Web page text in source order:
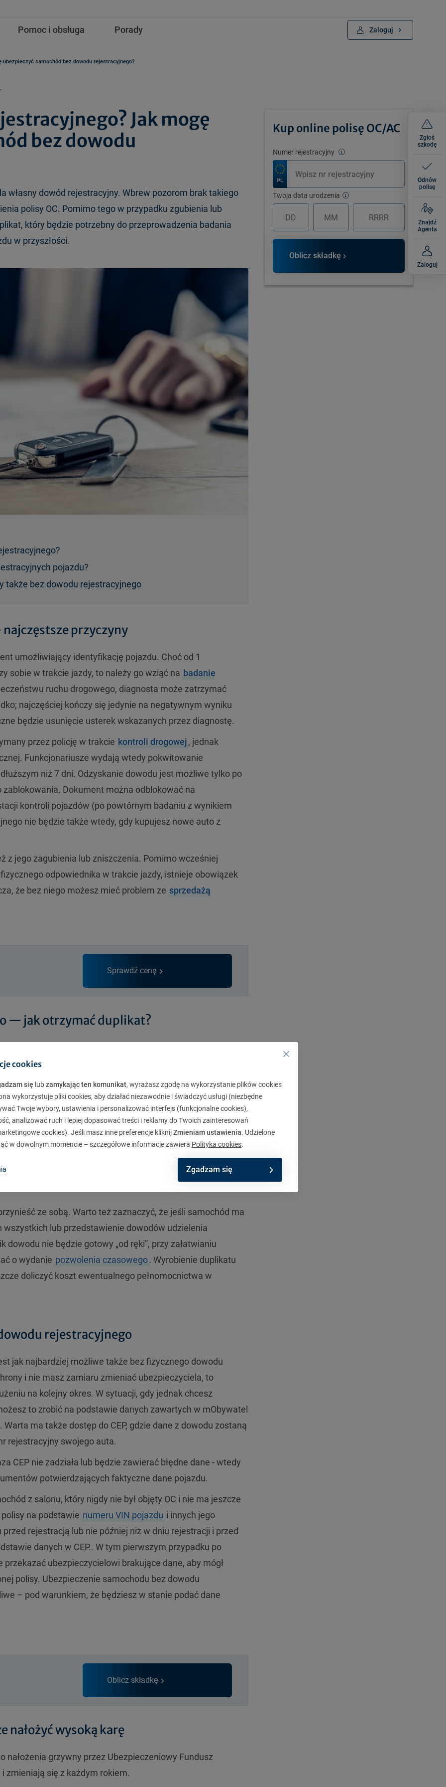
Pomoc i obsługa Porady Zaloguj
samochód bez dowodu rejestracyjnego?
Jak mogę
bez dowodu
własny dowód rejestracyjny. Wbrew pozorom brak takiego
polisy OC. Pomimo tego w przypadku zgubienia lub
który będzie potrzebny do przeprowadzenia badania
w przyszłości.
pojazdu?
także bez dowodu rejestracyjnego
przyczyny
umożliwiający identyfikację pojazdu. Choć od 1
sobie w trakcie jazdy, to należy go wziąć na badanie
ruchu drogowego, diagnosta może zatrzymać
najczęściej kończy się jedynie na negatywnym wyniku
będzie usunięcie usterek wskazanych przez diagnostę.
przez policję w trakcie kontroli drogowej, jednak
Funkcjonariusze wydają wtedy pokwitowanie
niż 7 dni. Odzyskanie dowodu jest możliwe tylko po
zablokowania. Dokument można odblokować na
kontroli pojazdów (po powtórnym badaniu z wynikiem
nie będzie także wtedy, gdy kupujesz nowe auto z
z jego zagubienia lub zniszczenia. Pomimo wcześniej
odpowiednika w trakcie jazdy, istnieje obowiązek
że bez niego możesz mieć problem ze sprzedażą
Sprawdź cenę
— jak otrzymać duplikat?
zgłosić się do urzędu komunikacji, w którym
oraz wypełnionę zgodę na przetwarzanie danych
stron internetowych urzędów lub na miejscu). Dodatkowo
badania technicznego (jeśli nie można odczytać ze
lub gdy w systemie CEPiK nie ma informacji o
z KRS,
ze sobą. Warto też zaznaczyć, że jeśli samochód ma
wszystkich lub przedstawienie dowodów udzielenia
nie będzie gotowy „od ręki”, przy załatwianiu
o wydanie pozwolenia czasowego. Wyrobienie duplikatu
doliczyć koszt ewentualnego pełnomocnictwa w
rejestracyjnego
jak najbardziej możliwe także bez fizycznego dowodu
i nie masz zamiaru zmieniać ubezpieczyciela, to
na kolejny okres. W sytuacji, gdy jednak chcesz
to zrobić na podstawie danych zawartych w mObywatel
. Warta ma także dostęp do CEP, gdzie dane z dowodu zostaną
rejestracyjny swojego auta.
CEP nie zadziała lub będzie zawierać błędne dane - wtedy
potwierdzających faktyczne dane pojazdu.
z salonu, który nigdy nie był objęty OC i nie ma jeszcze
na podstawie numeru VIN pojazdu i innych jego
przed rejestracją lub nie później niż w dniu rejestracji i przed
danych w CEP.. W tym pierwszym przypadku po
ubezpieczycielowi brakujące dane, aby mógł
polisy. Ubezpieczenie samochodu bez dowodu
– pod warunkiem, że będziesz w stanie podać dane
Oblicz składkę
nałożyć wysoką karę
nałożenia grzywny przez Ubezpieczeniowy Fundusz
zmieniają się z każdym rokiem.
Kup online polisę OC/AC
Numer rejestracyjny
Twoja data urodzenia
Oblicz składkę
Zgłoś
szkodę
Odnów
polisę
Znajdź
Agenta
Zaloguj
cookies
się lubzamykając ten komunikat, wyrażasz zgodę na wykorzystanie plików cookies
wykorzystuje pliki cookies, aby działać niezawodnie i świadczyć usługi (niezbędne
Twoje wybory, ustawienia i personalizować interfejs (funkcjonalne cookies),
analizować ruch i lepiej dopasować treści i reklamy do Twoich zainteresowań
cookies). Jeśli masz inne preferencje kliknijZmieniam ustawienia. Udzielone
w dowolnym momencie – szczegółowe informacje zawiera Polityka cookies.
Zgadzam się